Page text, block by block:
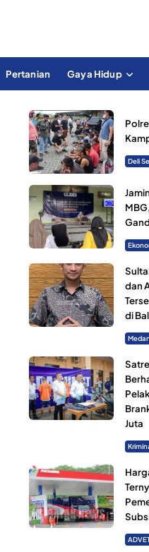
Pertanian Gaya Hidup
Deli
dan
di
Medan
Juta